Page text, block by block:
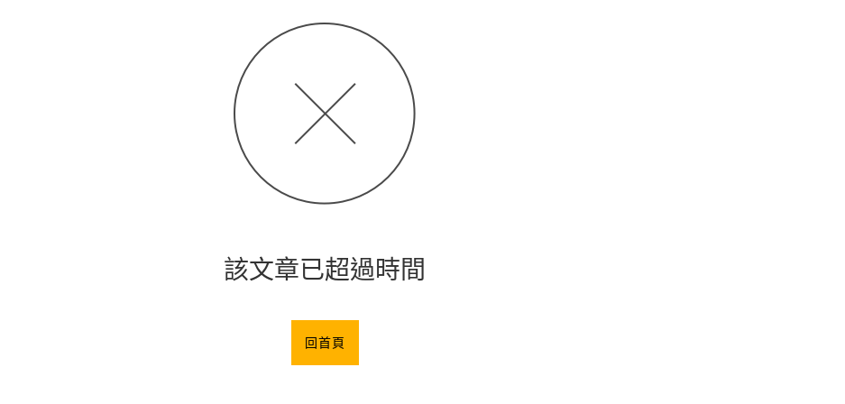
該文章已超過時間
回首頁